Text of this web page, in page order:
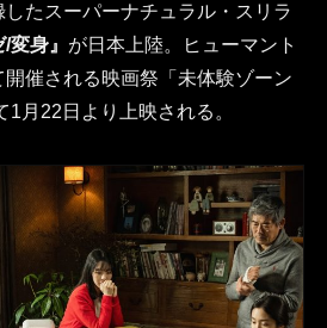
たスーパーナチュラル・スリラ
変身』 が日本上陸。ヒューマント
催される映画祭「未体験ゾーン
月22日より上映される。